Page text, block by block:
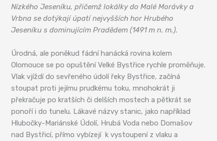
Nízkého Jeseníku, přičemž lokálky do Malé Morávky a
Vrbna se dotýkají úpatí nejvyšších hor Hrubého
Jeseníku s dominujícím Pradědem (1491 m n. m.).
Úrodná, ale poněkud fádní hanácká rovina kolem
Olomouce se po opuštění Velké Bystřice rychle proměňuje.
Vlak vjíždí do sevřeného údolí řeky Bystřice, začíná
stoupat proti jejímu prudkému toku, mnohokrát ji
překračuje po kratších či delších mostech a pětkrát se
ponoří i do tunelu. Lákavé názvy stanic, jako například
Hlubočky-Mariánské Údolí, Hrubá Voda nebo Domašov
nad Bystřicí, přímo vybízejí k vystoupení z vlaku a